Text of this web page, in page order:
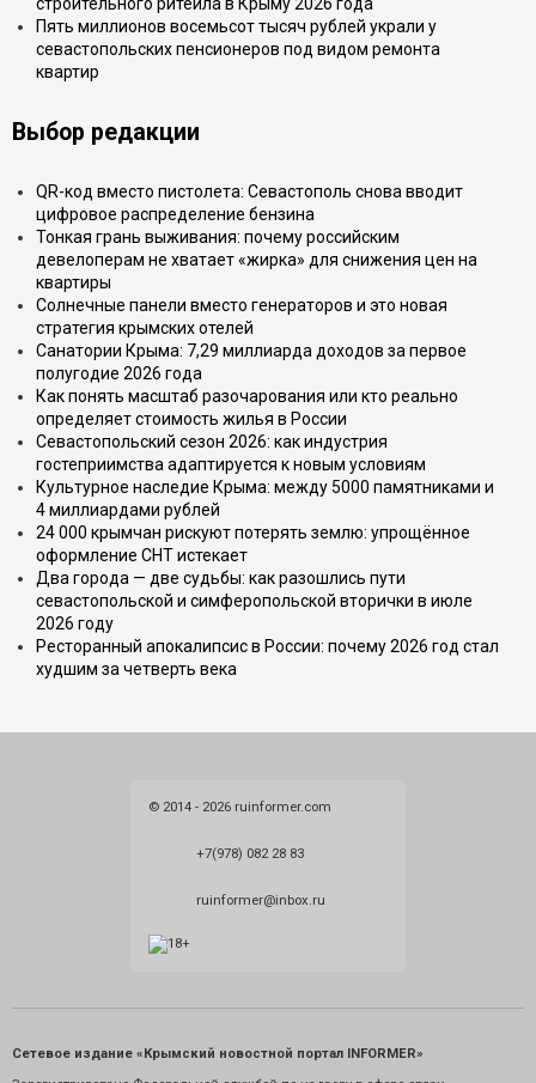
Пять миллионов восемьсот тысяч рублей украли у
севастопольских пенсионеров под видом ремонта
квартир
Выбор редакции
QR-код вместо пистолета: Севастополь снова вводит
цифровое распределение бензина
Тонкая грань выживания: почему российским
девелоперам не хватает «жирка» для снижения цен на
квартиры
Солнечные панели вместо генераторов и это новая
стратегия крымских отелей
Санатории Крыма: 7,29 миллиарда доходов за первое
полугодие 2026 года
Как понять масштаб разочарования или кто реально
определяет стоимость жилья в России
Севастопольский сезон 2026: как индустрия
гостеприимства адаптируется к новым условиям
Культурное наследие Крыма: между 5000 памятниками и
4 миллиардами рублей
24 000 крымчан рискуют потерять землю: упрощённое
оформление СНТ истекает
Два города — две судьбы: как разошлись пути
севастопольской и симферопольской вторички в июле
2026 году
Ресторанный апокалипсис в России: почему 2026 год стал
худшим за четверть века
© 2014 - 2026 ruinformer.com
+7(978) 082 28 83
ruinformer@inbox.ru
Сетевое издание «Крымский новостной портал INFORMER»